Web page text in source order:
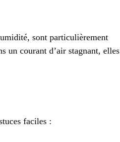
sont particulièrement
un courant d’air stagnant, elles
faciles :